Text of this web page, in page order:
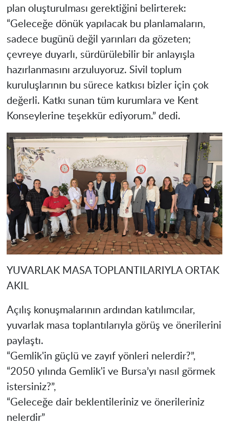
plan oluşturulması gerektiğini belirterek:
“Geleceğe dönük yapılacak bu planlamaların,
sadece bugünü değil yarınları da gözeten;
çevreye duyarlı, sürdürülebilir bir anlayışla
hazırlanmasını arzuluyoruz. Sivil toplum
kuruluşlarının bu sürece katkısı bizler için çok
değerli. Katkı sunan tüm kurumlara ve Kent
Konseylerine teşekkür ediyorum.” dedi.
YUVARLAK MASA TOPLANTILARIYLA ORTAK
AKIL
Açılış konuşmalarının ardından katılımcılar,
yuvarlak masa toplantılarıyla görüş ve önerilerini
paylaştı.
“Gemlik'in güçlü ve zayıf yönleri nelerdir?”,
“2050 yılında Gemlik'i ve Bursa’yı nasıl görmek
istersiniz?”,
“Geleceğe dair beklentileriniz ve önerileriniz
nelerdir”